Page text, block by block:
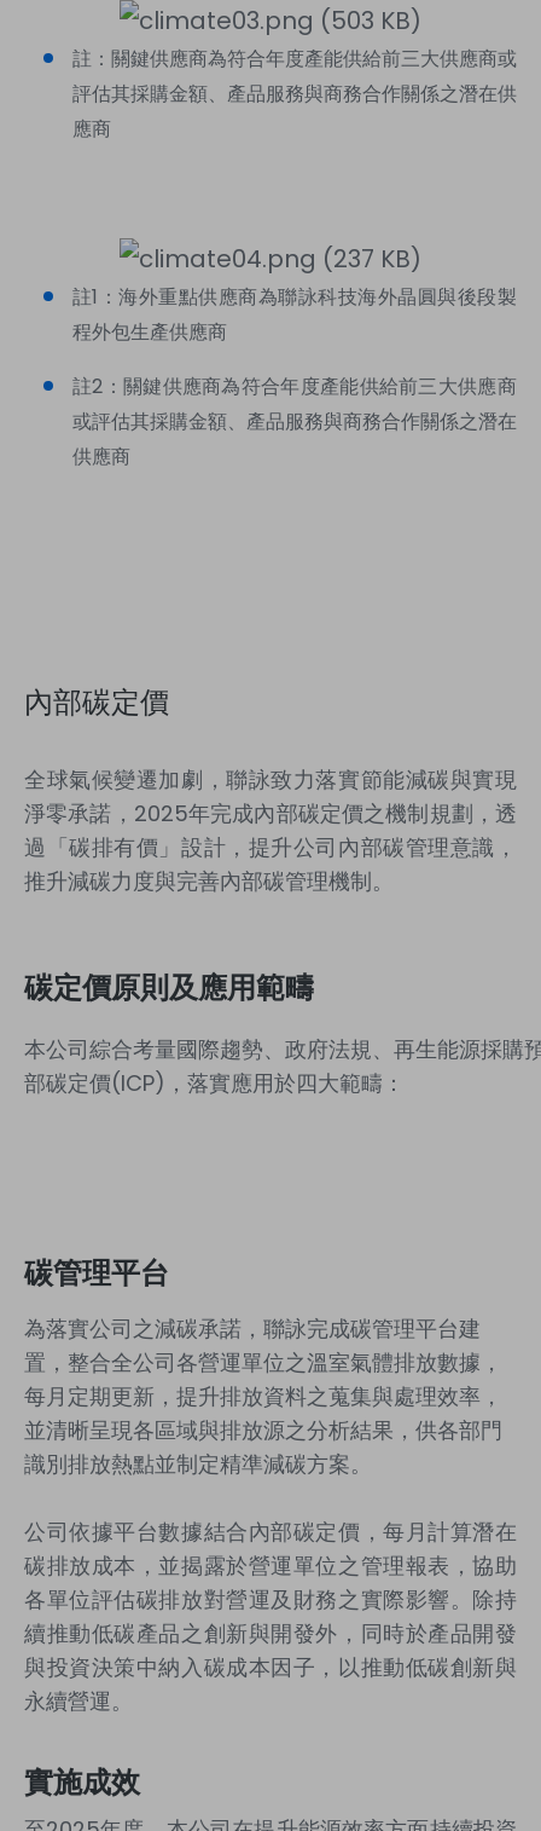
註：關鍵供應商為符合年度產能供給前三大供應商或
評估其採購金額、產品服務與商務合作關係之潛在供
應商
註1：海外重點供應商為聯詠科技海外晶圓與後段製
程外包生產供應商
註2：關鍵供應商為符合年度產能供給前三大供應商
或評估其採購金額、產品服務與商務合作關係之潛在
供應商
內部碳定價
全球氣候變遷加劇，聯詠致力落實節能減碳與實現
淨零承諾， 2025年完成內部碳定價之機制規劃，透
過「碳排有價」設計，提升公司內部碳管理意識，
推升減碳力度與完善內部碳管理機制。
碳定價原則及應用範疇
本公司綜合考量國際趨勢、政府法規、再生能源採
部碳定價(ICP)，落實應用於四大範疇：
碳管理平台
為落實公司之減碳承諾，聯詠完成碳管理平台建
置，整合全公司各營運單位之溫室氣體排放數據，
每月定期更新，提升排放資料之蒐集與處理效率，
並清晰呈現各區域與排放源之分析結果，供各部門
識別排放熱點並制定精準減碳方案。
公司依據平台數據結合內部碳定價，每月計算潛在
碳排放成本，並揭露於營運單位之管理報表，協助
各單位評估碳排放對營運及財務之實際影響。除持
續推動低碳產品之創新與開發外，同時於產品開發
與投資決策中納入碳成本因子，以推動低碳創新與
永續營運。
實施成效